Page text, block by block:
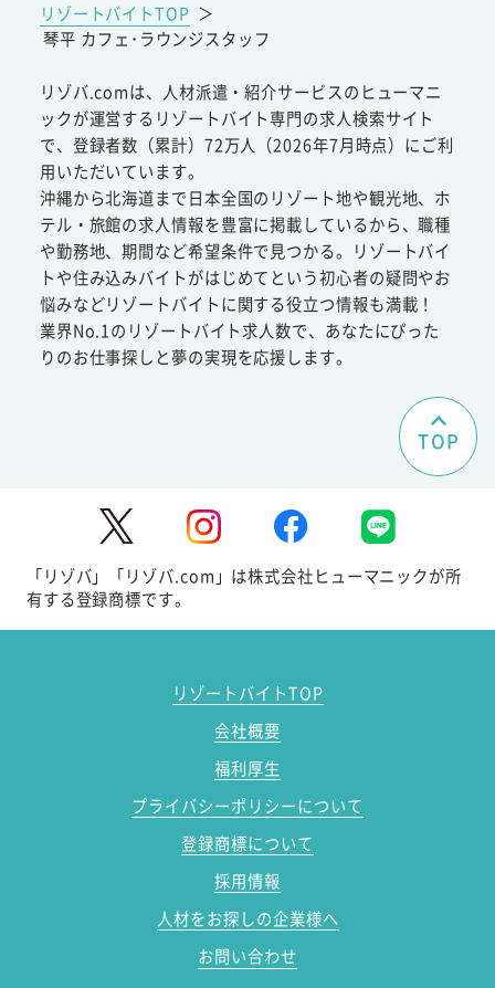
リゾートバイトTOP ＞
琴平 カフェ･ラウンジスタッフ
リゾバ.comは、人材派遣・紹介サービスのヒューマニ
ックが運営するリゾートバイト専門の求人検索サイト
で、登録者数（累計）72万人（2026年7月時点）にご利
用いただいています。
沖縄から北海道まで日本全国のリゾート地や観光地、ホ
テル・旅館の求人情報を豊富に掲載しているから、職種
や勤務地、期間など希望条件で見つかる。リゾートバイ
トや住み込みバイトがはじめてという初心者の疑問やお
悩みなどリゾートバイトに関する役立つ情報も満載！
業界No.1のリゾートバイト求人数で、あなたにぴった
りのお仕事探しと夢の実現を応援します。
TOP
「リゾバ」「リゾバ.com」は株式会社ヒューマニックが所
有する登録商標です。
リゾートバイトTOP
会社概要
福利厚生
プライバシーポリシーについて
登録商標について
採用情報
人材をお探しの企業様へ
お問い合わせ